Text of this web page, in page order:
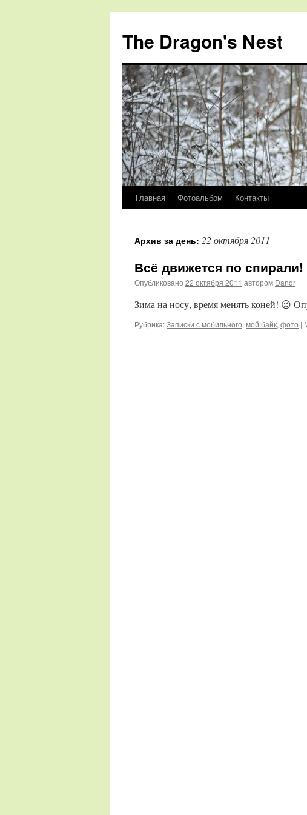
The Dragon's Nest
Перейти
содержимому
Главная Фотоальбом Контакты
Архив за день: 22 октября 2011
Всё движется по спирали!
Опубликовано 22 октября 2011 автором Dandr
Зима на носу, время менять коней! 😉
Рубрика:Записки с мобильного, мой байк, фото |